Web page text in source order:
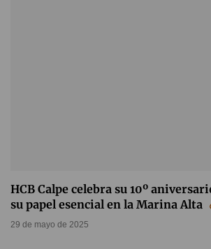
HCB Calpe celebra su 10º
su papel esencial en la Marina Alta
29 de mayo de 2025